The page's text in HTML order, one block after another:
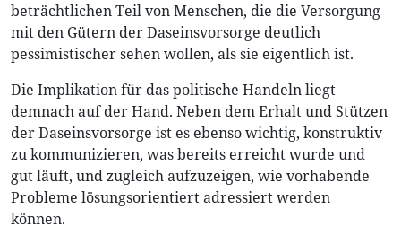
beträchtlichen Teil von Menschen, die die Versorgung
mit den Gütern der Daseinsvorsorge deutlich
pessimistischer sehen wollen, als sie eigentlich ist.
Die Implikation für das politische Handeln liegt
demnach auf der Hand. Neben dem Erhalt und Stützen
der Daseinsvorsorge ist es ebenso wichtig, konstruktiv
zu kommunizieren, was bereits erreicht wurde und
gut läuft, und zugleich aufzuzeigen, wie vorhabende
Probleme lösungsorientiert adressiert werden
können.